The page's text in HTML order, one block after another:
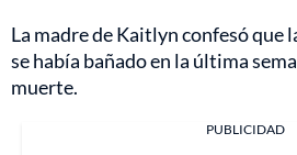
La madre de Kaitlyn confesó que
se había bañado en la última
muerte.
PUBLICIDAD